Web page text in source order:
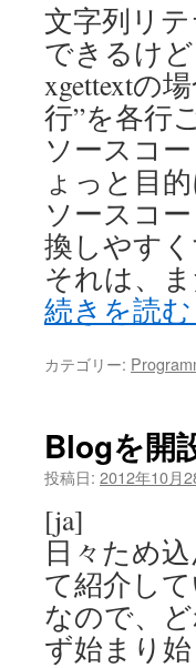
文字列リ
できるけど
xgettextの
行”を各行
ソースコ
ょっと目
ソースコ
換しやすく
それは、
続きを読む
カテゴリー:
Blogを開
投稿日: 2012年10月
[ja]
日々ため
て紹介し
なので、
ず始まり始